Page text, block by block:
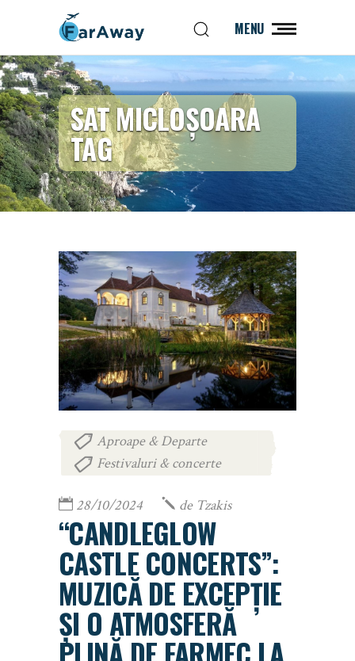
MENU
SAT MICLOȘOARA
TAG
Aproape & Departe
Festivaluri & concerte
28/10/2024 de Tzakis
“CANDLEGLOW
CASTLE CONCERTS”:
MUZICĂ DE EXCEPȚIE
ȘI O ATMOSFERĂ
PLINĂ DE FARMEC LA